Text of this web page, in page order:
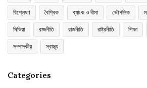
বিশ্লেষণ বৈশ্বিক ব্যাংক ও বীমা ভৌগলিক
মিডিয়া রাজনীতি রাজনীতি রাষ্ট্রনীতি শিক্ষা
সম্পাদকীয় স্বাস্থ্য
Categories